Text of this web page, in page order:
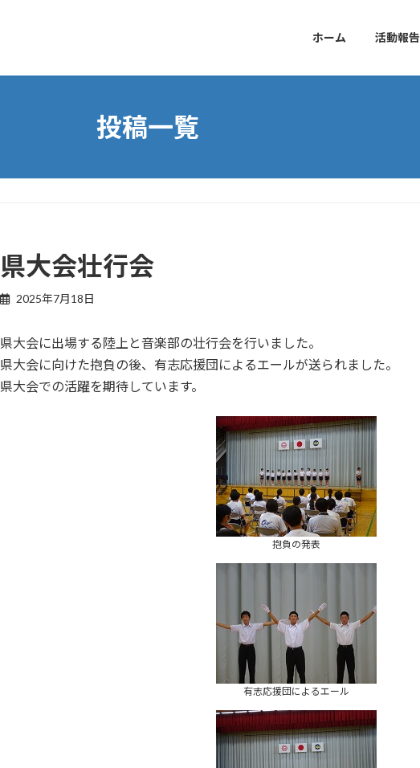
ホーム 活動報告
投稿一覧
県大会壮行会
2025年7月18日
県大会に出場する陸上と音楽部の壮行会を行いました。
県大会に向けた抱負の後、有志応援団によるエールが送られました。
県大会での活躍を期待しています。
抱負の発表
有志応援団によるエール